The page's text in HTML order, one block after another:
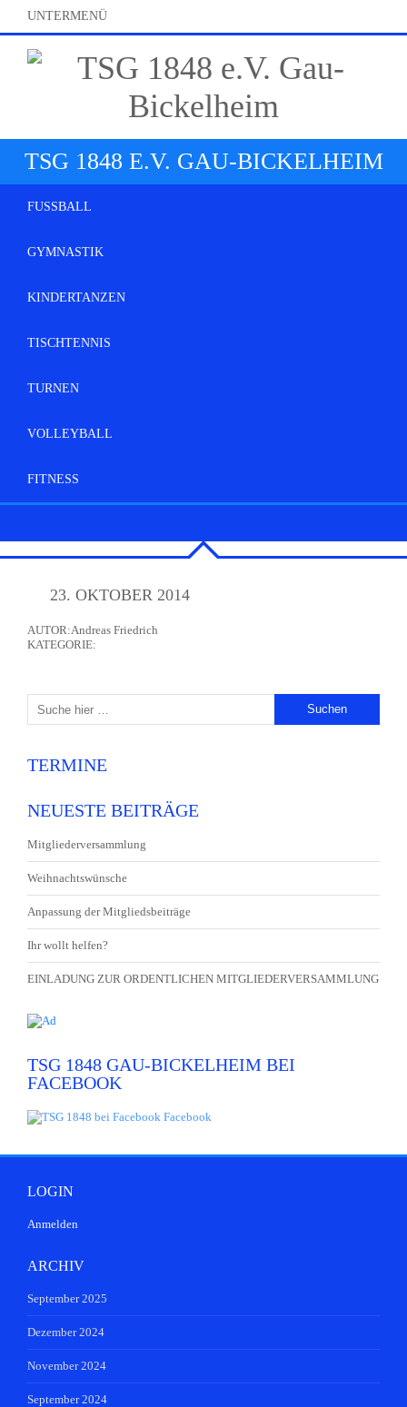
UNTERMENÜ
TSG 1848 E.V. GAU-BICKELHEIM
FUSSBALL
GYMNASTIK
KINDERTANZEN
TISCHTENNIS
TURNEN
VOLLEYBALL
FITNESS
23. OKTOBER 2014
AUTOR:Andreas Friedrich
KATEGORIE:
TERMINE
NEUESTE BEITRÄGE
Mitgliederversammlung
Weihnachtswünsche
Anpassung der Mitgliedsbeiträge
Ihr wollt helfen?
EINLADUNG ZUR ORDENTLICHEN MITGLIEDERVERSAMMLUNG
TSG 1848 GAU-BICKELHEIM BEI
FACEBOOK
LOGIN
Anmelden
ARCHIV
September 2025
Dezember 2024
November 2024
September 2024